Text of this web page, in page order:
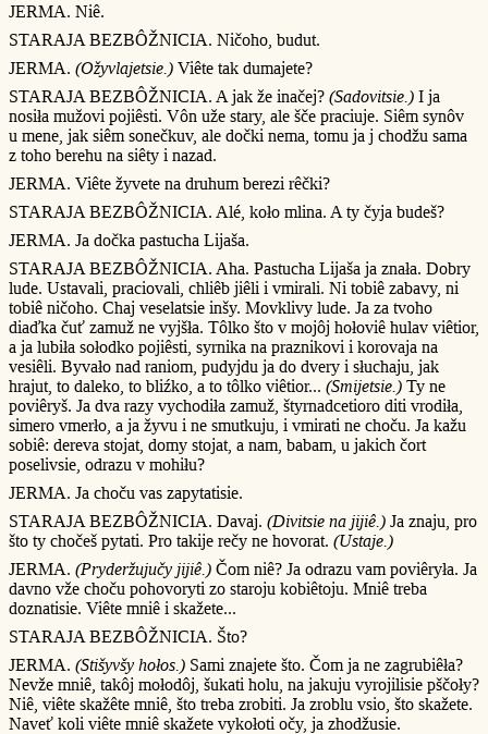
JERMA. Niê.
STARAJA BEZBÔŽNICIA. Ničoho, budut.
JERMA. (Ožyvlajetsie.) Viête tak dumajete?
STARAJA BEZBÔŽNICIA. A jak že inačej? (Sadovitsie.) I ja
nosiła mužovi pojiêsti. Vôn uže stary, ale šče praciuje. Siêm synôv
u mene, jak siêm sonečkuv, ale dočki nema, tomu ja j chodžu sama
z toho berehu na siêty i nazad.
JERMA. Viête žyvete na druhum berezi rêčki?
STARAJA BEZBÔŽNICIA. Alé, koło mlina. A ty čyja budeš?
JERMA. Ja dočka pastucha Lijaša.
STARAJA BEZBÔŽNICIA. Aha. Pastucha Lijaša ja znała. Dobry
lude. Ustavali, praciovali, chliêb jiêli i vmirali. Ni tobiê zabavy, ni
tobiê ničoho. Chaj veselatsie inšy. Movklivy lude. Ja za tvoho
diaďka čuť zamuž ne vyjšła. Tôlko što v mojôj hołoviê hulav viêtior,
a ja lubiła sołodko pojiêsti, syrnika na praznikovi i korovaja na
vesiêli. Byvało nad raniom, pudyjdu ja do dvery i słuchaju, jak
hrajut, to daleko, to bliźko, a to tôlko viêtior... (Smijetsie.) Ty ne
poviêryš. Ja dva razy vychodiła zamuž, štyrnadcetioro diti vrodiła,
simero vmerło, a ja žyvu i ne smutkuju, i vmirati ne choču. Ja kažu
sobiê: dereva stojat, domy stojat, a nam, babam, u jakich čort
poselivsie, odrazu v mohiłu?
JERMA. Ja choču vas zapytatisie.
STARAJA BEZBÔŽNICIA. Davaj. (Divitsie na jijiê.) Ja znaju, pro
što ty chočeš pytati. Pro takije rečy ne hovorat. (Ustaje.)
JERMA. (Pryderžujučy jijiê.) Čom niê? Ja odrazu vam poviêryła. Ja
davno vže choču pohovoryti zo staroju kobiêtoju. Mniê treba
doznatisie. Viête mniê i skažete...
STARAJA BEZBÔŽNICIA. Što?
JERMA. (Stišyvšy hołos.) Sami znajete što. Čom ja ne zagrubiêła?
Nevže mniê, takôj mołodôj, šukati holu, na jakuju vyrojilisie pščoły?
Niê, viête skažête mniê, što treba zrobiti. Ja zroblu vsio, što skažete.
Naveť koli viête mniê skažete vykołoti očy, ja zhodžusie.